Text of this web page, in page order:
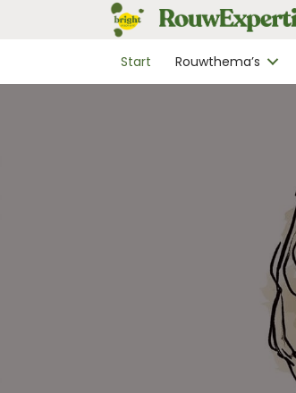
Start Rouwthema’s